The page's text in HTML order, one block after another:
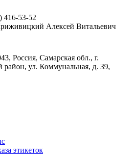
416-53-52
Алексей Витальевич
Россия, Самарская обл., г.
район, ул. Коммунальная, д. 39,
этикеток